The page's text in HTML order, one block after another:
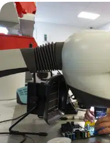
70% moins cher qu'une
neuve... mais pas que !
Pourquoi réparer ?